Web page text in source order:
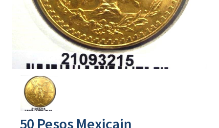
produit
50 Pesos Mexicain